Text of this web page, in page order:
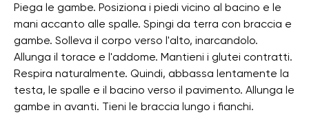
Piega le gambe. Posiziona i piedi vicino al bacino e le
mani accanto alle spalle. Spingi da terra con braccia e
gambe. Solleva il corpo verso l'alto, inarcandolo.
Allunga il torace e l'addome. Mantieni i glutei contratti.
Respira naturalmente. Quindi, abbassa lentamente la
testa, le spalle e il bacino verso il pavimento. Allunga le
gambe in avanti. Tieni le braccia lungo i fianchi.